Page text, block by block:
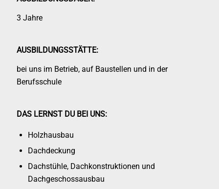
3 Jahre
AUSBILDUNGSSTÄTTE:
bei uns im Betrieb, auf Baustellen und in der
Berufsschule
DAS LERNST DU BEI UNS:
Holzhausbau
Dachdeckung
Dachstühle, Dachkonstruktionen und
Dachgeschossausbau